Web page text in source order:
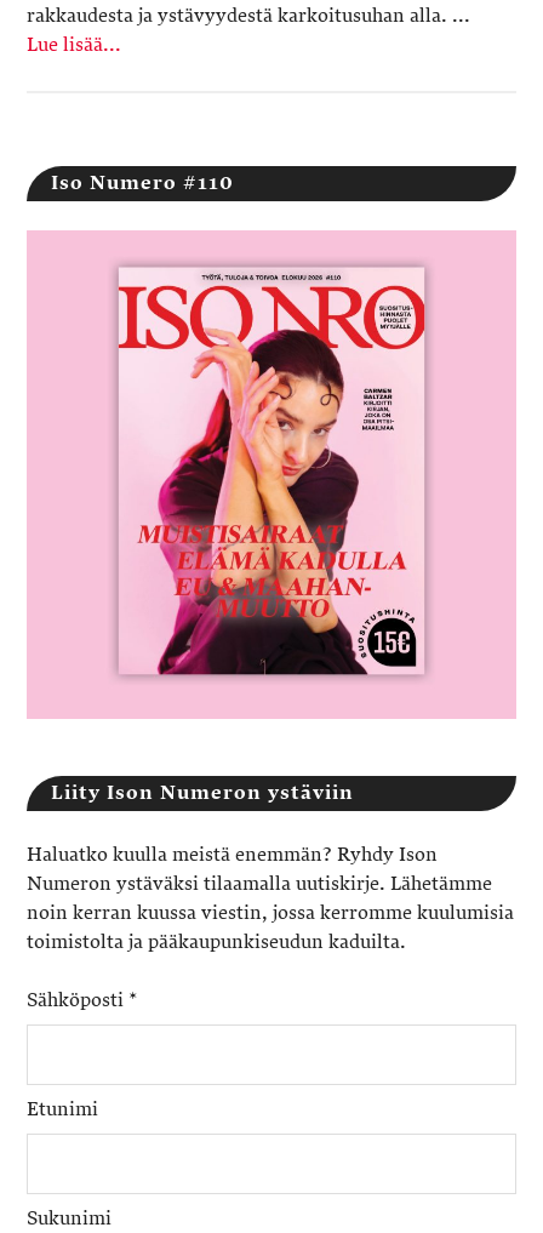
rakkaudesta ja ystävyydestä karkoitusuhan alla. ...
Lue lisää...
Iso Numero #110
Liity Ison Numeron ystäviin
Haluatko kuulla meistä enemmän? Ryhdy Ison
Numeron ystäväksi tilaamalla uutiskirje. Lähetämme
noin kerran kuussa viestin, jossa kerromme kuulumisia
toimistolta ja pääkaupunkiseudun kaduilta.
Sähköposti *
Etunimi
Sukunimi